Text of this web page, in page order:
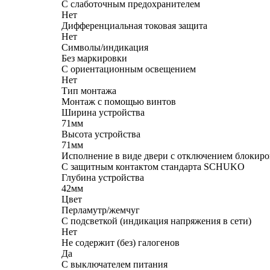
С слаботочным предохранителем
Нет
Дифференциальная токовая защита
Нет
Символы/индикация
Без маркировки
С ориентационным освещением
Нет
Тип монтажа
Монтаж с помощью винтов
Ширина устройства
71мм
Высота устройства
71мм
Исполнение в виде двери с отключением
С защитным контактом стандарта SCHUKO
Глубина устройства
42мм
Цвет
Перламутр/жемчуг
С подсветкой (индикация напряжения в сети)
Нет
Не содержит (без) галогенов
Да
С выключателем питания